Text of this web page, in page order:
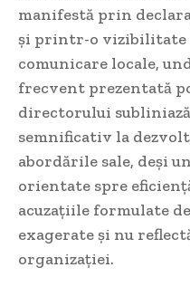
manifestă prin
și printr-o vizibilitate
comunicare locale,
frecvent prezentată
directorului
semnificativ la
abordările sale, deși
orientate spre
acuzațiile formulate
exagerate și nu
organizației.